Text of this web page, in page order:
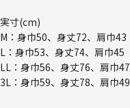
実寸(cm)
M：身巾50、身丈72、肩巾43
L：身巾53、身丈74、肩巾45
LL：身巾56、身丈76、肩巾47
3L：身巾59、身丈78、肩巾49